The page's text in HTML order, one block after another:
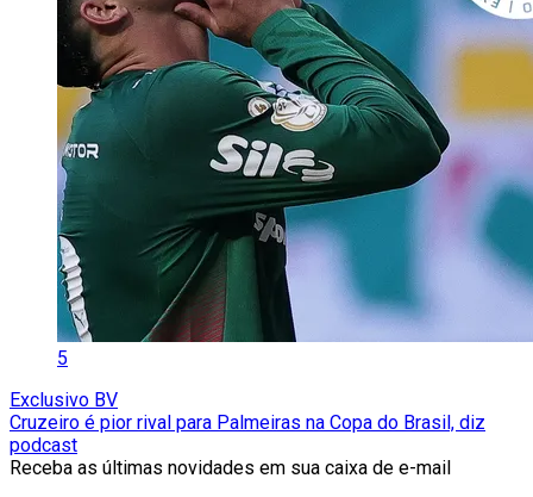
5
Exclusivo BV
Cruzeiro é pior rival para Palmeiras na Copa do Brasil, diz
podcast
Receba as últimas novidades em sua caixa de e-mail